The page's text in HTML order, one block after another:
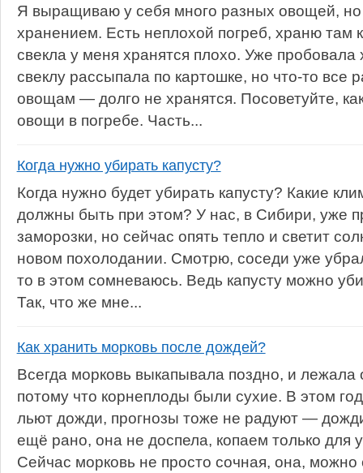
Я выращиваю у себя много разных овощей,
хранением. Есть неплохой погреб, храню там
свекла у меня хранятся плохо. Уже пробовала
свеклу рассыпала по картошке, но что-то все
овощам — долго не хранятся. Посоветуйте,
овощи в погребе. Часть...
Когда нужно убирать капусту?
Когда нужно будет убирать капусту? Какие
должны быть при этом? У нас, в Сибири, уже
заморозки, но сейчас опять тепло и светит
новом похолодании. Смотрю, соседи уже
то в этом сомневаюсь. Ведь капусту можно
Так, что же мне...
Как хранить морковь после дождей?
Всегда морковь выкапывала поздно, и лежала
потому что корнеплоды были сухие. В этом
льют дожди, прогнозы тоже не радуют —
ещё рано, она не доспела, копаем только для
Сейчас морковь не просто сочная, она, можно